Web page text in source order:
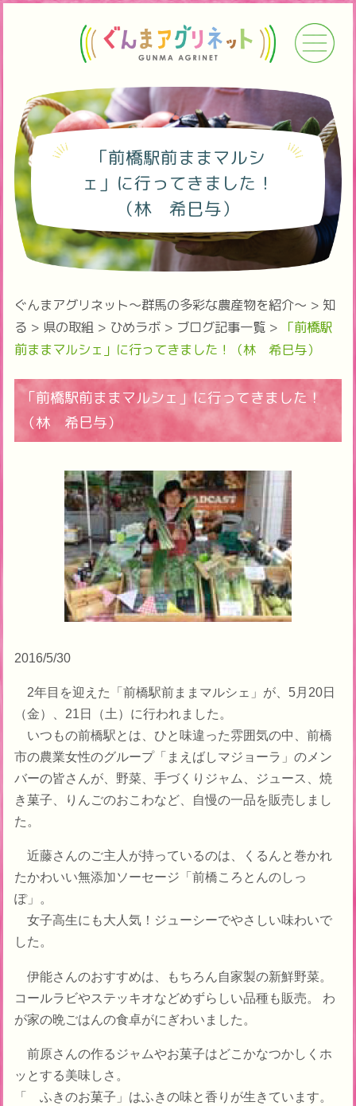
「前橋駅前ままマルシ
ェ」に行ってきました！
（林 希巳与）
ぐんまアグリネット～群馬の多彩な農産物を紹介～ > 知
る > 県の取組 > ひめラボ> ブログ記事一覧>
「前橋駅
前ままマルシェ」に行ってきました！（林 希巳与）
「前橋駅前ままマルシェ」に行ってきました！
（林 希巳与）
2016/5/30
2年目を迎えた「前橋駅前ままマルシェ」が、5月20日
（金）、21日（土）に行われました。
いつもの前橋駅とは、ひと味違った雰囲気の中、前橋
市の農業女性のグループ「まえばしマジョーラ」のメン
バーの皆さんが、野菜、手づくりジャム、ジュース、焼
き菓子、りんごのおこわなど、自慢の一品を販売しまし
た。
近藤さんのご主人が持っているのは、くるんと巻かれ
たかわいい無添加ソーセージ「前橋ころとんのしっ
ぽ」。
女子高生にも大人気！ジューシーでやさしい味わいで
した。
伊能さんのおすすめは、もちろん自家製の新鮮野菜。
コールラビやステッキオなどめずらしい品種も販売。 わ
が家の晩ごはんの食卓がにぎわいました。
前原さんの作るジャムやお菓子はどこかなつかしくホ
ッとする美味しさ。
「 ふきのお菓子」はふきの味と香りが生きています。